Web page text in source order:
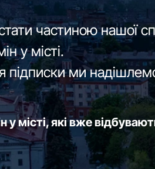
частиною нашої
у місті.
підписки ми
у місті, які вже